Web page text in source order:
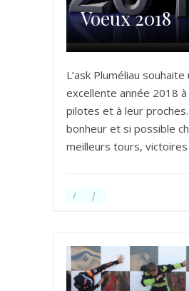
Voeux 2018
L’ask Pluméliau souhaite
excellente année 2018
pilotes et à leur
bonheur et si possible
meilleurs tours, victoires